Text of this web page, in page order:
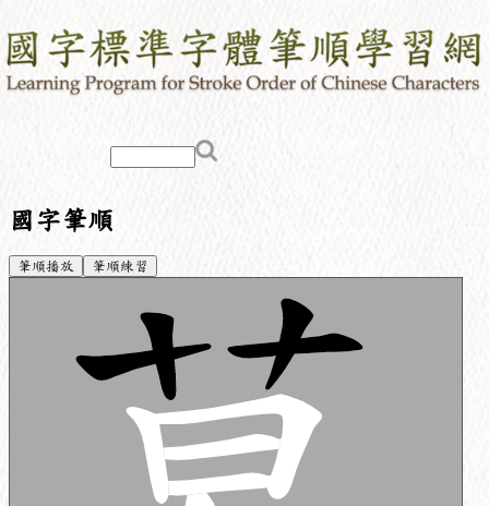
國字筆順
筆順播放 筆順練習